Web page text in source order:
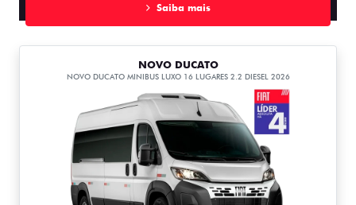
Saiba mais
NOVO DUCATO
NOVO DUCATO MINIBUS LUXO 16 LUGARES 2.2 DIESEL 2026